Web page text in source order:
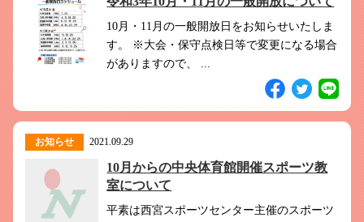
10月・11月の一般開放日をお知らせいたしま
す。 ※大会・保守点検日等で変更になる場合
がありますので、 ...
お知らせ 2021.09.29
10月からの中央体育館開催スポーツ教
室について
平素は西宮スポーツセンター主催のスポーツ